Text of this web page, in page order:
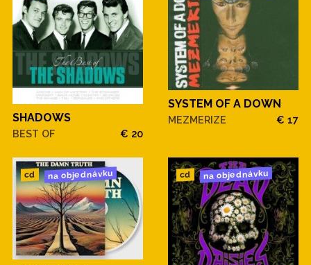
SHADOWS
BEST OF € 20
SYSTEM OF A DOWN
MEZMERIZE € 17
cd na objednávku cd na objednávku